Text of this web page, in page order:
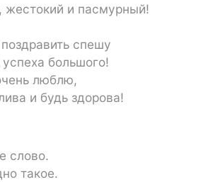
жестокий и пасмурный!
спешу
большого!
люблю,
и будь здорова!
слово.
такое.